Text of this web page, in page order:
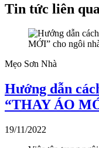
Tin tức liên
Mẹo Sơn Nhà
Hướng dẫn
“THAY ÁO
19/11/2022